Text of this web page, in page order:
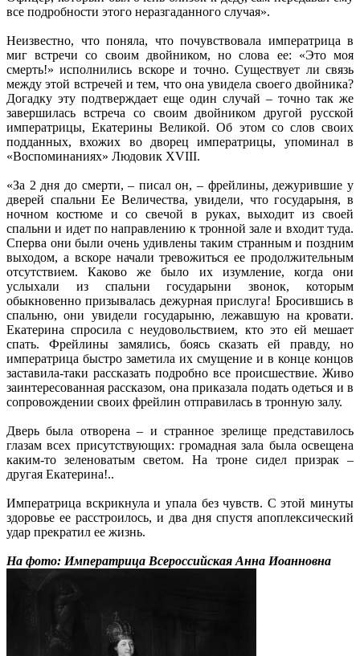
все подробности этого неразгаданного случая».
Неизвестно, что поняла, что почувствовала императрица в
миг встречи со своим двойником, но слова ее: «Это моя
смерть!» исполнились вскоре и точно. Существует ли связь
между этой встречей и тем, что она увидела своего двойника?
Догадку эту подтверждает еще один случай – точно так же
завершилась встреча со своим двойником другой русской
императрицы, Екатерины Великой. Об этом со слов своих
подданных, вхожих во дворец императрицы, упоминал в
«Воспоминаниях» Людовик XVIII.
«За 2 дня до смерти, – писал он, – фрейлины, дежурившие у
дверей спальни Ее Величества, увидели, что государыня, в
ночном костюме и со свечой в руках, выходит из своей
спальни и идет по направлению к тронной зале и входит туда.
Сперва они были очень удивлены таким странным и поздним
выходом, а вскоре начали тревожиться ее продолжительным
отсутствием. Каково же было их изумление, когда они
услыхали из спальни государыни звонок, которым
обыкновенно призывалась дежурная прислуга! Бросившись в
спальню, они увидели государыню, лежавшую на кровати.
Екатерина спросила с неудовольствием, кто это ей мешает
спать. Фрейлины замялись, боясь сказать ей правду, но
императрица быстро заметила их смущение и в конце концов
заставила-таки рассказать подробно все происшествие. Живо
заинтересованная рассказом, она приказала подать одеться и в
сопровождении своих фрейлин отправилась в тронную залу.
Дверь была отворена – и странное зрелище представилось
глазам всех присутствующих: громадная зала была освещена
каким-то зеленоватым светом. На троне сидел призрак –
другая Екатерина!..
Императрица вскрикнула и упала без чувств. С этой минуты
здоровье ее расстроилось, и два дня спустя апоплексический
удар прекратил ее жизнь.
На фото: Императрица Всероссийская Анна Иоанновна